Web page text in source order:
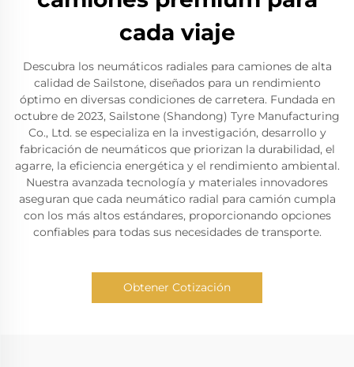
cada viaje
Descubra los neumáticos radiales para camiones de alta
calidad de Sailstone, diseñados para un rendimiento
óptimo en diversas condiciones de carretera. Fundada en
octubre de 2023, Sailstone (Shandong) Tyre Manufacturing
Co., Ltd. se especializa en la investigación, desarrollo y
fabricación de neumáticos que priorizan la durabilidad, el
agarre, la eficiencia energética y el rendimiento ambiental.
Nuestra avanzada tecnología y materiales innovadores
aseguran que cada neumático radial para camión cumpla
con los más altos estándares, proporcionando opciones
confiables para todas sus necesidades de transporte.
Obtener Cotización